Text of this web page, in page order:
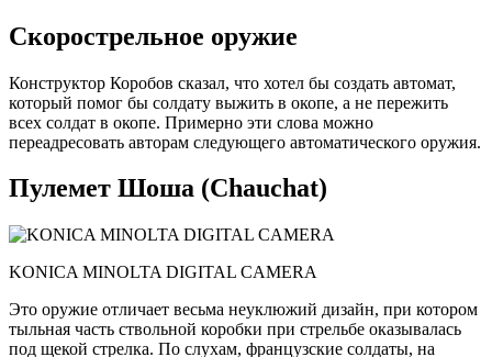
Скорострельное оружие
Конструктор Коробов сказал, что хотел бы создать автомат,
который помог бы солдату выжить в окопе, а не пережить
всех солдат в окопе. Примерно эти слова можно
переадресовать авторам следующего автоматического оружия.
Пулемет Шоша (Chauchat)
KONICA MINOLTA DIGITAL CAMERA
Это оружие отличает весьма неуклюжий дизайн, при котором
тыльная часть ствольной коробки при стрельбе оказывалась
под щекой стрелка. По слухам, французские солдаты, на